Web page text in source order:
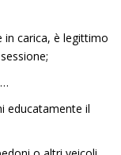
in carica, è legittimo
educatamente il